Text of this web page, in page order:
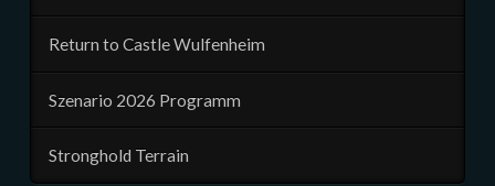
Return to Castle Wulfenheim
Szenario 2026 Programm
Stronghold Terrain